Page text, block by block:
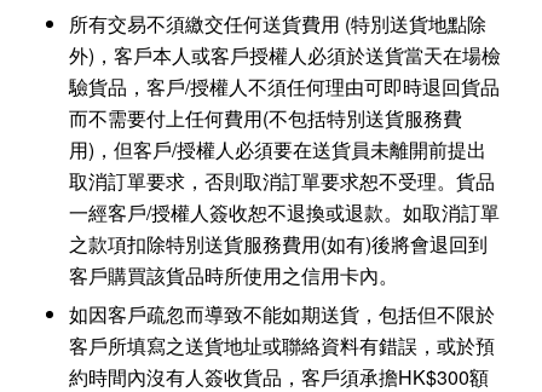
所有交易不須繳交任何送貨費用 (特別送貨地點除
外)，客戶本人或客戶授權人必須於送貨當天在場檢
驗貨品，客戶/授權人不須任何理由可即時退回貨品
而不需要付上任何費用(不包括特別送貨服務費
用)，但客戶/授權人必須要在送貨員未離開前提出
取消訂單要求，否則取消訂單要求恕不受理。貨品
一經客戶/授權人簽收恕不退換或退款。如取消訂單
之款項扣除特別送貨服務費用(如有)後將會退回到
客戶購買該貨品時所使用之信用卡內。
如因客戶疏忽而導致不能如期送貨，包括但不限於
客戶所填寫之送貨地址或聯絡資料有錯誤，或於預
約時間內沒有人簽收貨品，客戶須承擔HK$300額